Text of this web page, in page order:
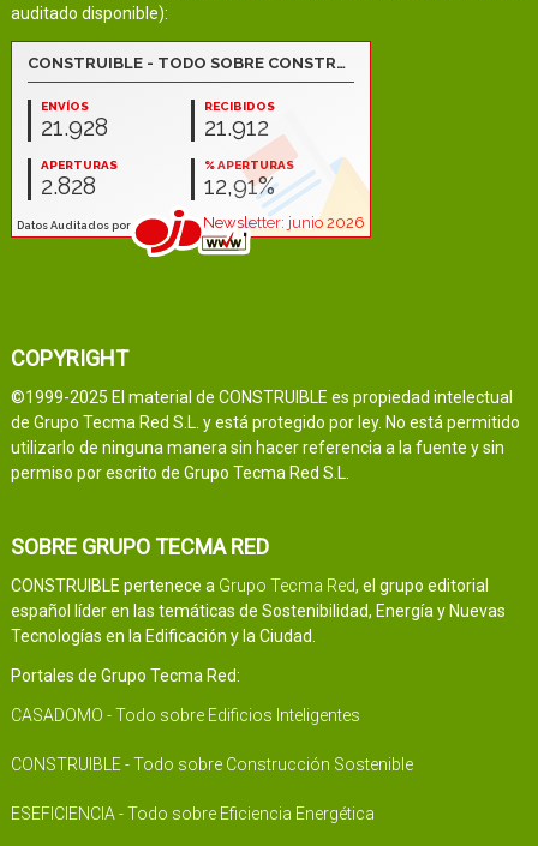
auditado disponible):
COPYRIGHT
©1999-2025 El material de CONSTRUIBLE es propiedad intelectual
de Grupo Tecma Red S.L. y está protegido por ley. No está permitido
utilizarlo de ninguna manera sin hacer referencia a la fuente y sin
permiso por escrito de Grupo Tecma Red S.L.
SOBRE GRUPO TECMA RED
CONSTRUIBLE pertenece a Grupo Tecma Red, el grupo editorial
español líder en las temáticas de Sostenibilidad, Energía y Nuevas
Tecnologías en la Edificación y la Ciudad.
Portales de Grupo Tecma Red:
CASADOMO - Todo sobre Edificios Inteligentes
CONSTRUIBLE - Todo sobre Construcción Sostenible
ESEFICIENCIA - Todo sobre Eficiencia Energética